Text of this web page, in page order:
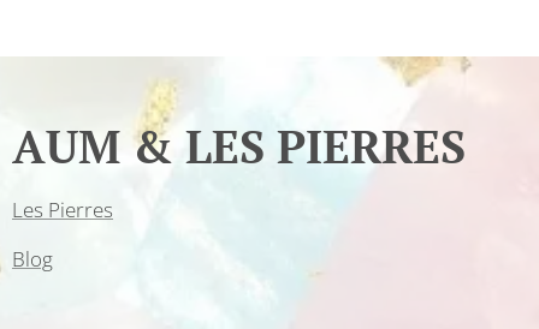
AUM & LES PIERRES
Les Pierres
Blog